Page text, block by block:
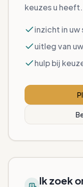
keuzes u heeft.
inzicht in
uitleg van
hulp bij
Ik zoek